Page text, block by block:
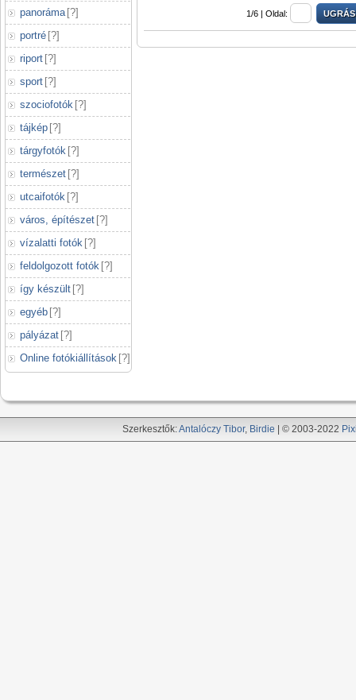
panoráma [?]
portré [?]
riport [?]
sport [?]
szociofotók [?]
tájkép [?]
tárgyfotók [?]
természet [?]
utcaifotók [?]
város, építészet [?]
vízalatti fotók [?]
feldolgozott fotók [?]
így készült [?]
egyéb [?]
pályázat [?]
Online fotókiállítások [?]
1/6 | Oldal:
Szerkesztők:Antalóczy Tibor, Birdie | © 2003-2022